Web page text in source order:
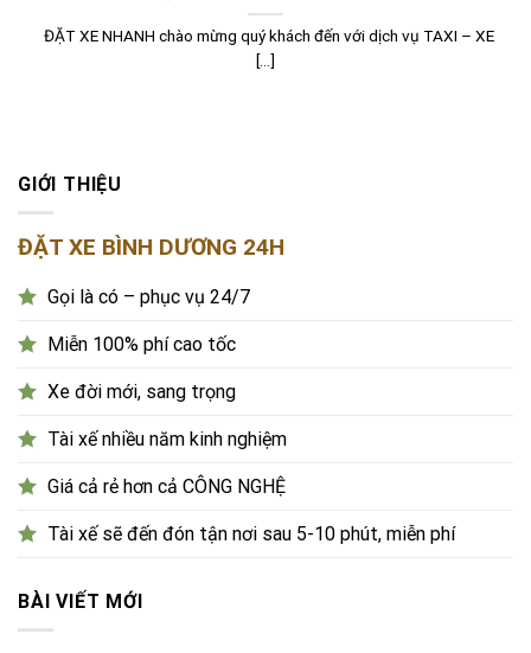
ĐẶT XE NHANH chào mừng quý khách đến với dịch vụ TAXI – XE
[...]
GIỚI THIỆU
ĐẶT XE BÌNH DƯƠNG 24H
Gọi là có – phục vụ 24/7
Miễn 100% phí cao tốc
Xe đời mới, sang trọng
Tài xế nhiều năm kinh nghiệm
Giá cả rẻ hơn cả CÔNG NGHỆ
Tài xế sẽ đến đón tận nơi sau 5-10 phút, miễn phí
BÀI VIẾT MỚI